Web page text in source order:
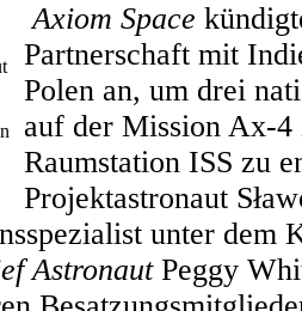
Axiom Space
Partnerschaft mit
Polen an, um drei
auf der Mission Ax-
Raumstation ISS zu
Projektastronaut
unter dem
AstronautPeggy